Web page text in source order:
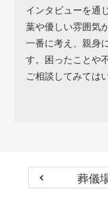
インタビューを通
葉や優しい雰囲気
一番に考え、親身
す。困ったことや
ご相談してみては
葬儀